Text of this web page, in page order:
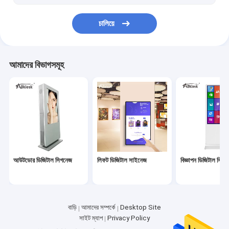
3D হলোগ্রাম ফ্যান ডিসপ্লে চালিয়ে
আমাদের বিভাগসমূহ
আউটডোর ডিজিটাল সিগনেজ লিফট ডিজিটাল সাইনেজ বিজ্ঞাপন ডিজিটাল
বাড়ি আমাদের সম্পর্কে
Desktop Site
সাইট ম্যাপ
Privacy Policy